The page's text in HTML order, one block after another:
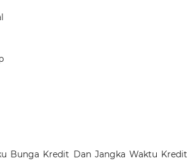
Bunga Kredit Dan Jangka Waktu Kredit